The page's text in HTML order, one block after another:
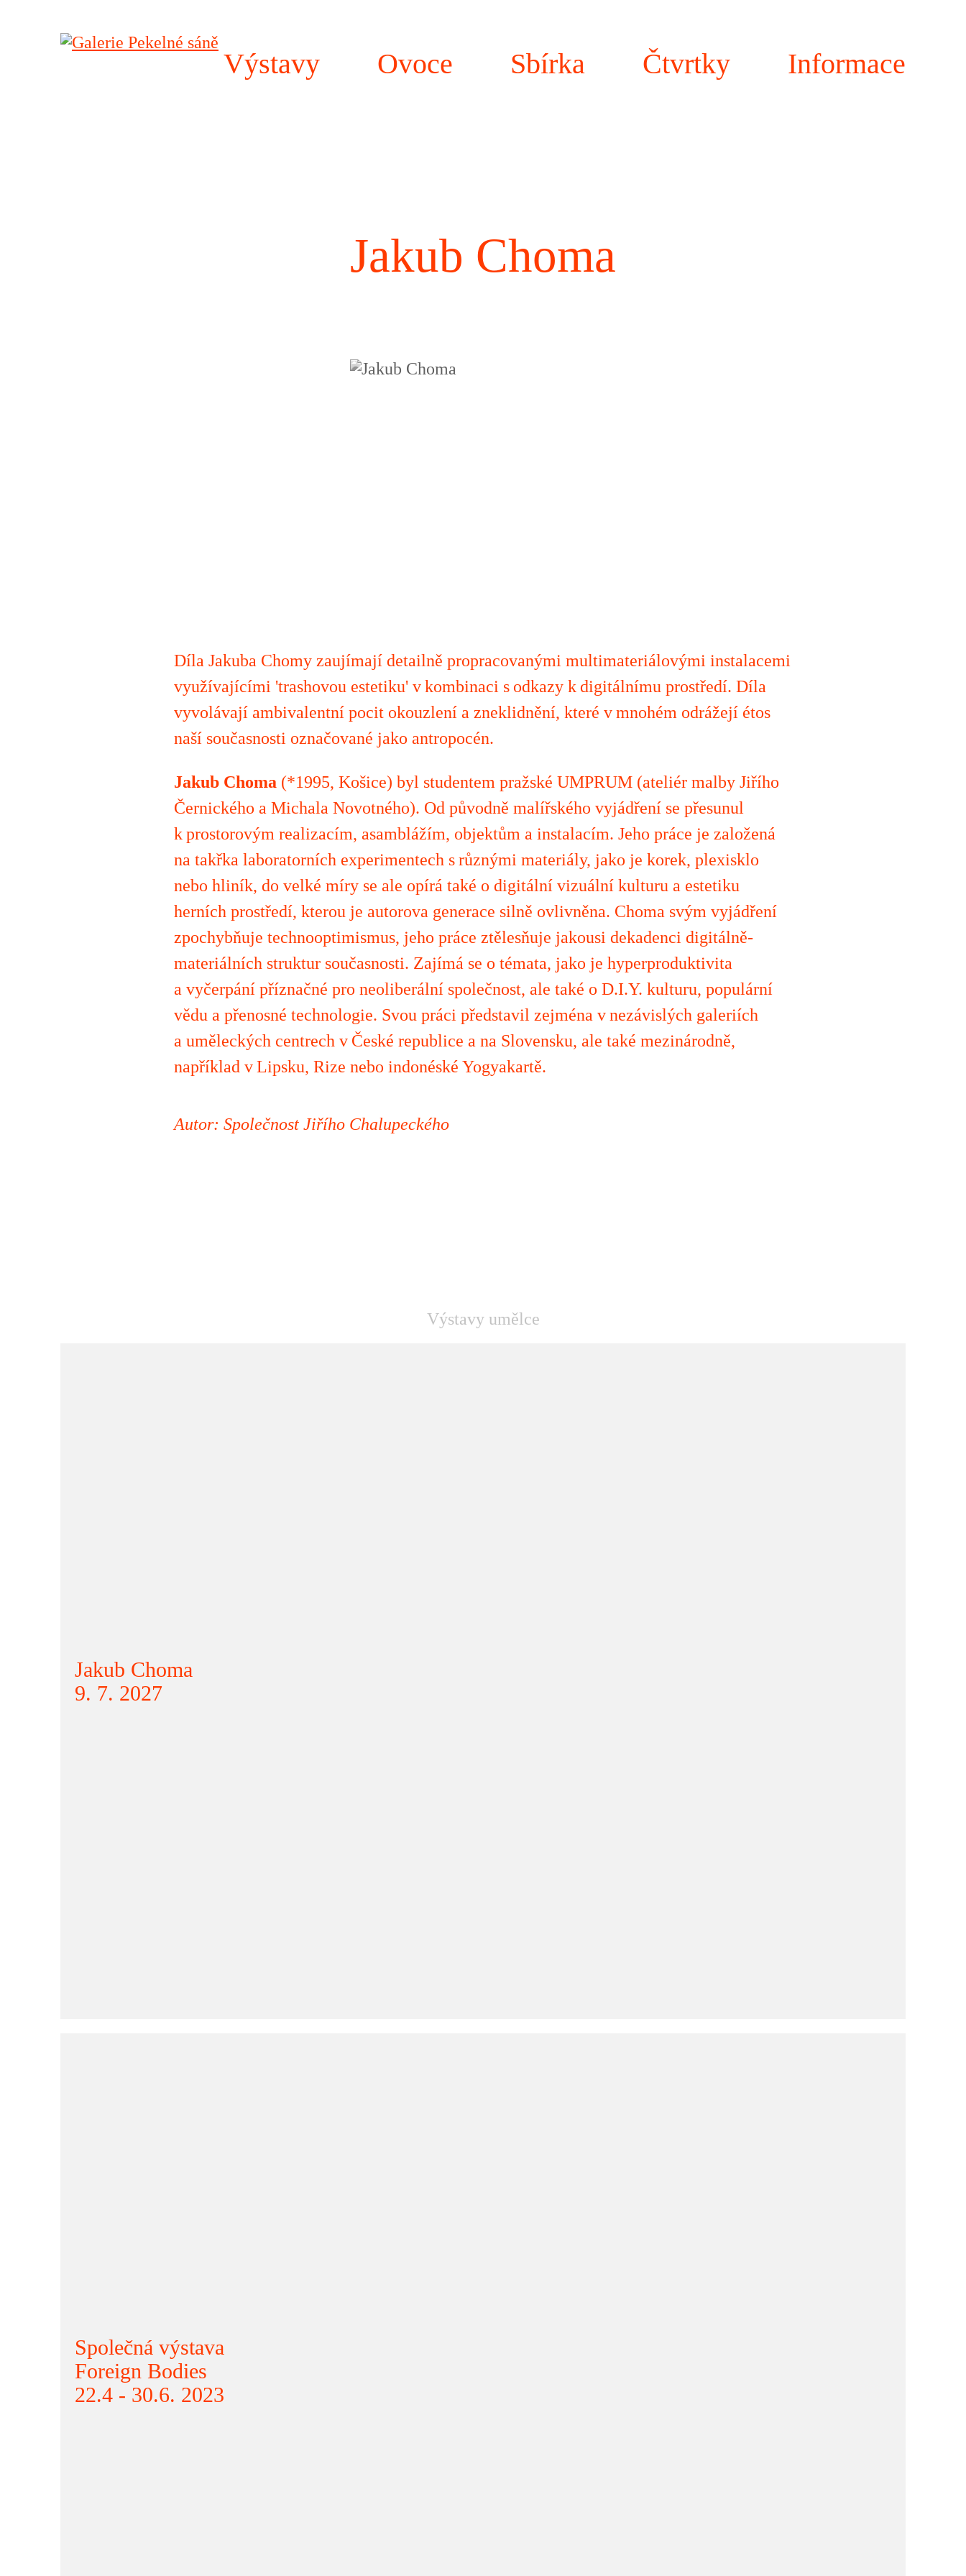
Výstavy Ovoce Sbírka Čtvrtky Informace
Jakub Choma
Díla Jakuba Chomy zaujímají detailně propracovanými multimateriálovými instalacemi
využívajícími 'trashovou estetiku' v kombinaci s odkazy k digitálnímu prostředí. Díla
vyvolávají ambivalentní pocit okouzlení a zneklidnění, které v mnohém odrážejí étos
naší současnosti označované jako antropocén.
Jakub Choma (*1995, Košice) byl studentem pražské UMPRUM (ateliér malby Jiřího
Černického a Michala Novotného). Od původně malířského vyjádření se přesunul
k prostorovým realizacím, asamblážím, objektům a instalacím. Jeho práce je založená
na takřka laboratorních experimentech s různými materiály, jako je korek, plexisklo
nebo hliník, do velké míry se ale opírá také o digitální vizuální kulturu a estetiku
herních prostředí, kterou je autorova generace silně ovlivněna. Choma svým vyjádření
zpochybňuje technooptimismus, jeho práce ztělesňuje jakousi dekadenci digitálně-
materiálních struktur současnosti. Zajímá se o témata, jako je hyperproduktivita
a vyčerpání příznačné pro neoliberální společnost, ale také o D.I.Y. kulturu, populární
vědu a přenosné technologie. Svou práci představil zejména v nezávislých galeriích
a uměleckých centrech v České republice a na Slovensku, ale také mezinárodně,
například v Lipsku, Rize nebo indonéské Yogyakartě.
Autor: Společnost Jiřího Chalupeckého
Výstavy umělce
Jakub Choma
9. 7. 2027
Společná výstava
Foreign Bodies
22.4 - 30.6. 2023